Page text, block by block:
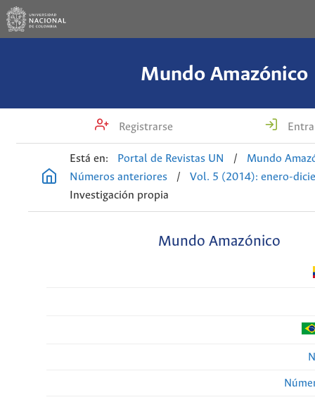
Mundo Amazónico
Registrarse
Está en: Portal de Revistas UN /
Mundo
Números anteriores
/
Vol. 5 (2014): enero-
Investigación propia
Mundo Amazónico